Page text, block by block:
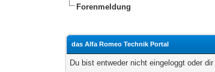
Forenmeldung
das Alfa Romeo Technik Portal
Du bist entweder nicht eingeloggt oder